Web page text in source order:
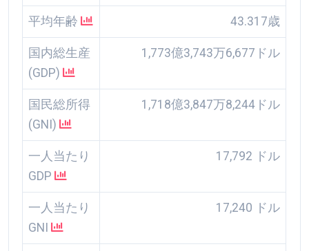
平均年齢 43.317歳
国内総生産
(GDP)
1,773億3,743万6,677ドル
国民総所得
(GNI)
1,718億3,847万8,244ドル
一人当たり
GDP
17,792 ドル
一人当たり
GNI
17,240 ドル